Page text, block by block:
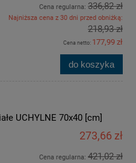
Cena regularna: 336,82 zł
Najniższa cena z 30 dni przed obniżką:
218,93 zł
Cena netto: 177,99 zł
do koszyka
UCHYLNE 70x40 [cm]
273,66 zł
Cena regularna: 421,02 zł